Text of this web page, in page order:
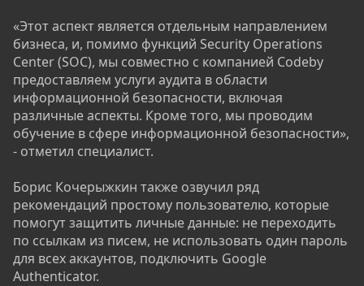
«Этот аспект является отдельным направлением
бизнеса, и, помимо функций Security Operations
Center (SOC), мы совместно с компанией Codeby
предоставляем услуги аудита в области
информационной безопасности, включая
различные аспекты. Кроме того, мы проводим
обучение в сфере информационной безопасности»,
- отметил специалист.
Борис Кочерыжкин также озвучил ряд
рекомендаций простому пользователю, которые
помогут защитить личные данные: не переходить
по ссылкам из писем, не использовать один пароль
для всех аккаунтов, подключить Google
Authenticator.